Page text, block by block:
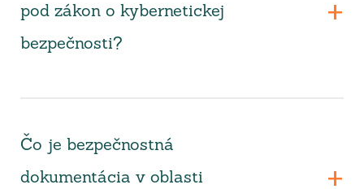
pod zákon o kybernetickej
bezpečnosti?
Čo je bezpečnostná
dokumentácia v oblasti